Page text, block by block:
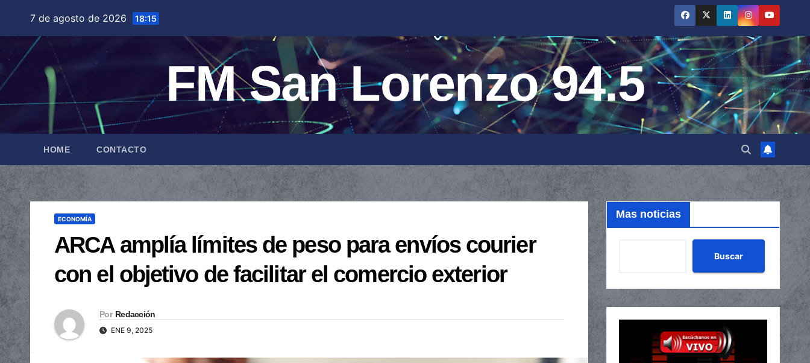
contenido
7 de agosto de 2026 18:15
FM San Lorenzo 94.5
HOME CONTACTO
ECONOMÍA
ARCA amplía límites de peso para envíos courier
con el objetivo de facilitar el comercio exterior
Por Redacción
ENE 9, 2025
Mas noticias
Buscar